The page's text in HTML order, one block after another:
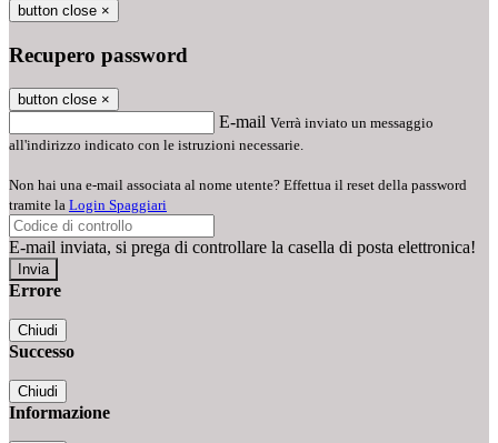
button close ×
Recupero password
button close ×
E-mail Verrà inviato un messaggio
all'indirizzo indicato con le istruzioni necessarie.
Non hai una e-mail associata al nome utente? Effettua il reset della password
tramite la Login Spaggiari
E-mail inviata, si prega di controllare la casella di posta elettronica!
Errore
Chiudi
Successo
Chiudi
Informazione